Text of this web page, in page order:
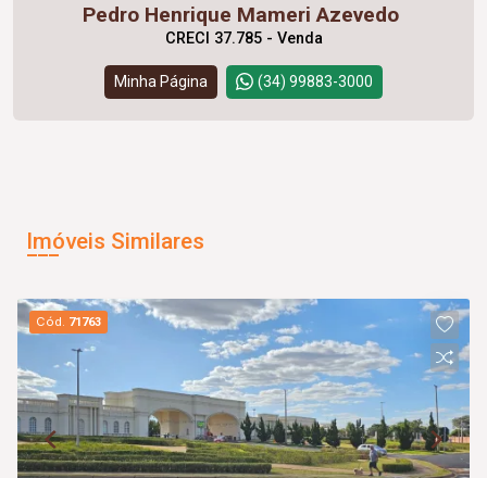
Pedro Henrique Mameri Azevedo
CRECI 37.785 - Venda
Minha Página (34) 99883-3000
Imóveis Similares
Cód. 71763